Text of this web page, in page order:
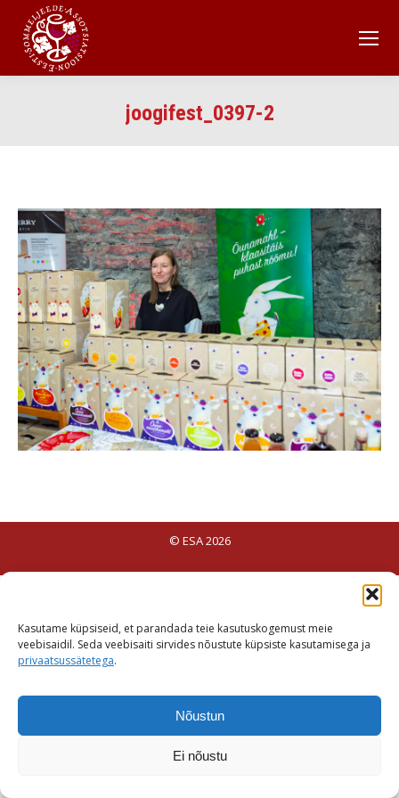
Kasutame küpsiseid, et parandada teie kasutuskogemust meie
veebisaidil. Seda veebisaiti sirvides nõustute küpsiste kasutamisega ja
privaatsussätetega.
Nõustun
Ei nõustu
joogifest_0397-2
© ESA 2026